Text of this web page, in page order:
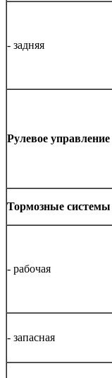
- задняя
Рулевое управление
Тормозные системы
- рабочая
- запасная